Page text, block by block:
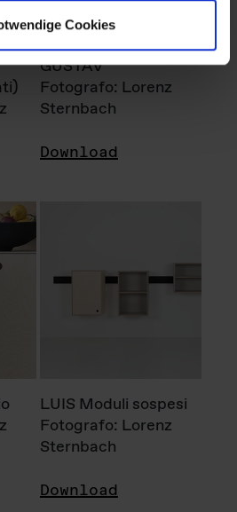
Cookies
GUSTAV
Fotografo: Lorenz
Sternbach
Download
LUIS Moduli sospesi
Fotografo: Lorenz
Sternbach
Download